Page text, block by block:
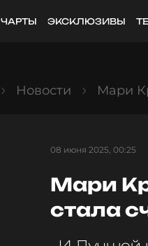
ЧАРТЫ ЭКСКЛЮЗИВЫ
Новости Мари
08 июня 2025, 00:25
Мари
стала